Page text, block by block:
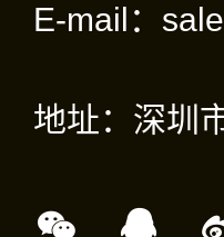
E-mail：
地址：深圳